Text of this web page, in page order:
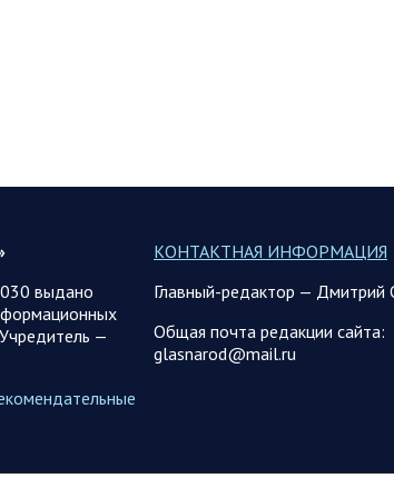
выдано
—
КОНТАКТНАЯ ИНФОРМАЦИЯ
Главный-редактор — Дмитрий
Общая почта редакции сайта:
glasnarod@mail.ru